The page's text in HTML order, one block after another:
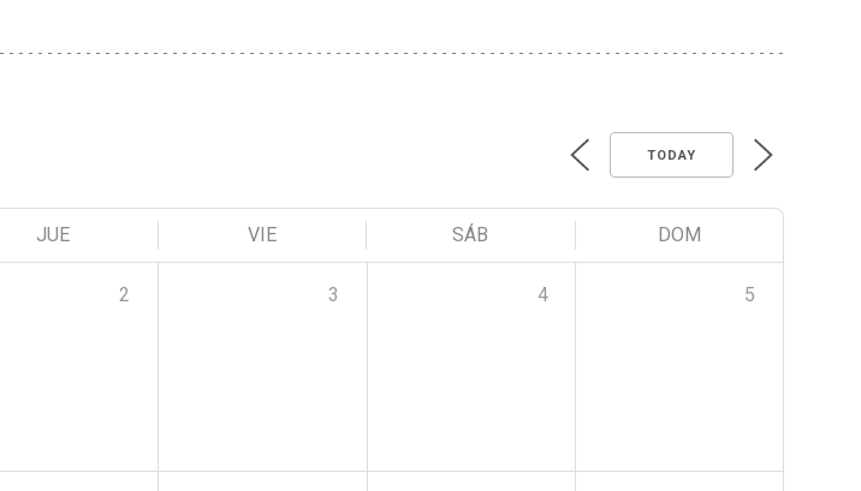
TODAY
JUE VIE SÁB DOM
2 3 4 5